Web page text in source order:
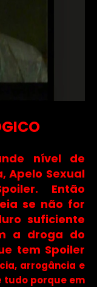
nível de
Apelo Sexual
Então
se não for
suficiente
a droga do
tem Spoiler
arrogância e
tudo porque em